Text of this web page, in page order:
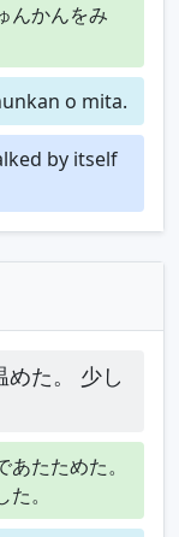
んかんをみ
o mita.
by itself
た。 少し
たためた。
。